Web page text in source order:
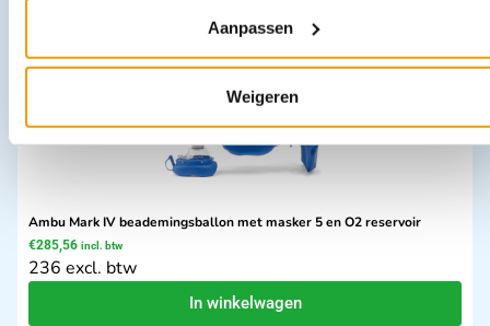
Aanpassen
Weigeren
Ambu Mark IV beademingsballon met masker 5 en O2 reservoir
€285,56 incl. btw
236 excl. btw
In winkelwagen